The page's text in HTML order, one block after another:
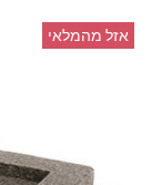
אזל מהמלאי